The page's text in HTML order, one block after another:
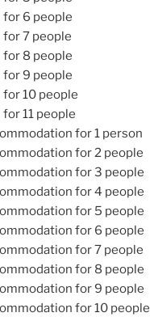
for 6 people
7 people
for 8 people
for 9 people
10 people
11 people
for 1 person
for 2 people
for 3 people
for 4 people
for 5 people
for 6 people
for 7 people
for 8 people
for 9 people
for 10 people